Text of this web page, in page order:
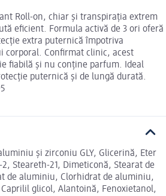
Roll-on, chiar și transpirația extrem
eficient. Formula activă de 3 ori oferă
extra puternică împotriva
corporal. Confirmat clinic, acest
fiabilă și nu conține parfum. Ideal
puternică și de lungă durată.
și zirconiu GLY, Glicerină, Eter
Steareth-21, Dimeticonă, Stearat de
de aluminiu, Clorhidrat de aluminiu,
glicol, Alantoină, Fenoxietanol,